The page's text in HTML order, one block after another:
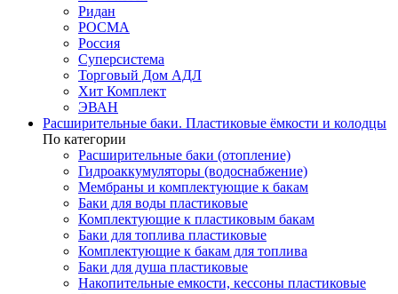
Ридан
РОСМА
Россия
Суперсистема
Торговый Дом АДЛ
Хит Комплект
ЭВАН
Расширительные баки. Пластиковые ёмкости и колодцы
По категории
Расширительные баки (отопление)
Гидроаккумуляторы (водоснабжение)
Мембраны и комплектующие к бакам
Баки для воды пластиковые
Комплектующие к пластиковым бакам
Баки для топлива пластиковые
Комплектующие к бакам для топлива
Баки для душа пластиковые
Накопительные емкости, кессоны пластиковые